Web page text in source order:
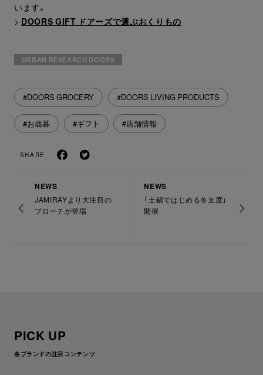
います。
> DOORS GIFT ドアーズで選ぶおくりもの
URBAN RESEARCH DOORS
#DOORS GROCERY #DOORS LIVING PRODUCTS
#お歳暮 #ギフト #店舗情報
SHARE
NEWS
JAMIRAYより大注目の
ブローチが登場
NEWS
「土鍋ではじめる冬支度」
開催
PICK UP
各ブランドの注目コンテンツ